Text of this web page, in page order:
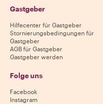
Gastgeber
Hilfecenter für Gastgeber
Stornierungsbedingungen für
Gastgeber
AGB für Gastgeber
Gastgeber werden
Folge uns
Facebook
Instagram